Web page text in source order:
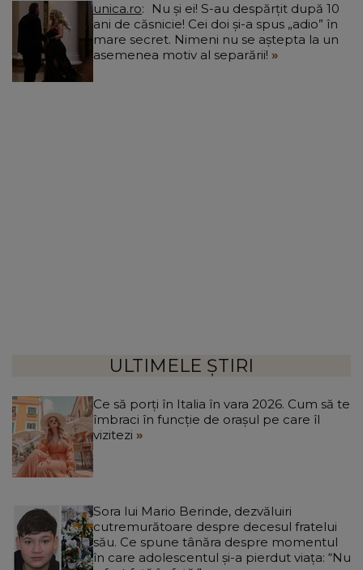
unica.ro
ani de căsnicie! Cei doi și-a spus „adio” în
mare secret. Nimeni nu se aștepta la un
asemenea motiv al separării!
ULTIMELE ȘTIRI
Ce să porți în Italia în vara 2026. Cum să te
îmbraci în funcție de orașul pe care îl
vizitezi
Sora lui Mario Berinde, dezvăluiri
cutremurătoare despre decesul fratelui
său. Ce spune tânăra despre momentul
în care adolescentul și-a pierdut viața: “Nu